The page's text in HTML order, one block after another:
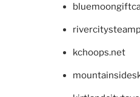
kchoops.net